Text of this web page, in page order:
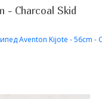
- Charcoal Skid
Aventon Kijote - 56cm -